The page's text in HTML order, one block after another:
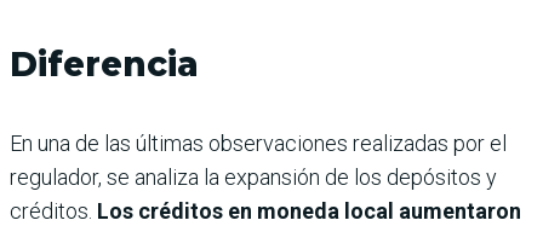
Diferencia
En una de las últimas observaciones realizadas por el
regulador, se analiza la expansión de los depósitos y
créditos. Los créditos en moneda local aumentaron